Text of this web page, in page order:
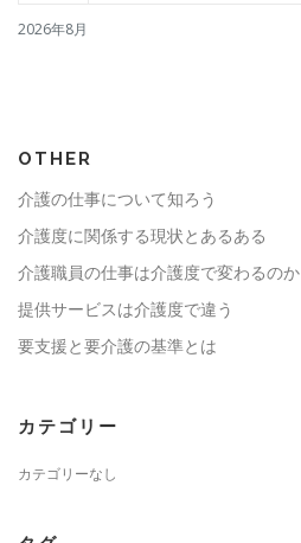
2026年8月
OTHER
介護の仕事について知ろう
介護度に関係する現状とあるある
介護職員の仕事は介護度で変わるのか
提供サービスは介護度で違う
要支援と要介護の基準とは
カテゴリー
カテゴリーなし